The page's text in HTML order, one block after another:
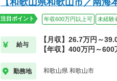
【和歌山県和歌山市／南
注目ポイント 年収600万円以上可 未経験
給与
【月収】26.7万円～
【年収】400万円～
勤務地 和歌山県 和歌山市